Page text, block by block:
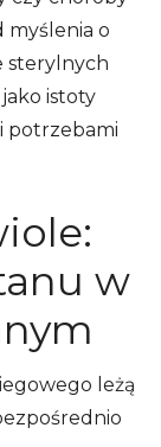
myślenia o
sterylnych
istoty
potrzebami
w
leżą